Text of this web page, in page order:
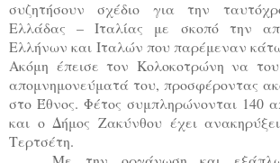
συζητήσουν σχέδιο για την
Ελλάδας – Ιταλίας με σκοπό την
Ελλήνων και Ιταλών που παρέμεναν
Ακόμη έπεισε τον Κολοκοτρώνη να
απομνημονεύματά του, προσφέροντας
στο Έθνος. Φέτος συμπληρώνονται 140
και ο Δήμος Ζακύνθου έχει
Τερτσέτη.